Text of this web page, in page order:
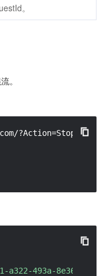
。
。
a322-493a-8e36-